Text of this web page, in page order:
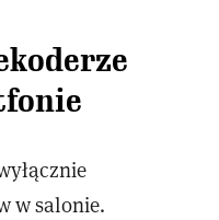
w salonie.